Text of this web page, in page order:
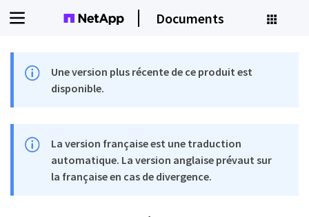
Documents
Une version plus récente de ce produit est
disponible.
La version française est une traduction
automatique. La version anglaise prévaut sur
la française en cas de divergence.